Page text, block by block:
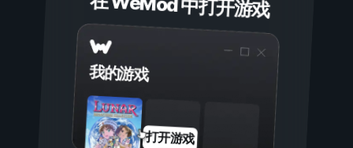
我的游戏
打开游戏